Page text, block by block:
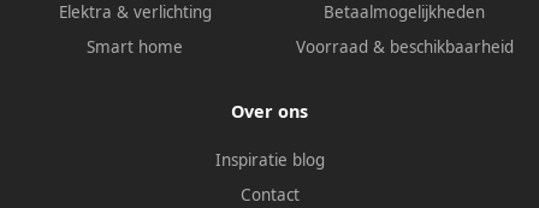
Elektra & verlichting
Smart home
Betaalmogelijkheden
Voorraad & beschikbaarheid
Over ons
Inspiratie blog
Contact